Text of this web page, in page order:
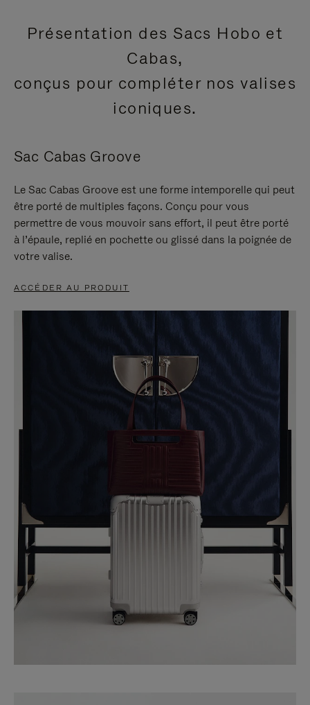
Présentation des Sacs Hobo et
Cabas,
conçus pour compléter nos valises
iconiques.
Sac Cabas Groove
Le Sac Cabas Groove est une forme intemporelle qui peut
être porté de multiples façons. Conçu pour vous
permettre de vous mouvoir sans effort, il peut être porté
à l’épaule, replié en pochette ou glissé dans la poignée de
votre valise.
ACCÉDER AU PRODUIT